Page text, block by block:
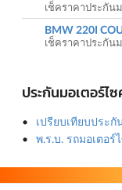
เช็คราคาประกัน
BMW 220I
เช็คราคาประกัน
ประกันมอเตอร์ไ
เปรียบเทียบประ
พ.ร.บ. รถมอเตอร์